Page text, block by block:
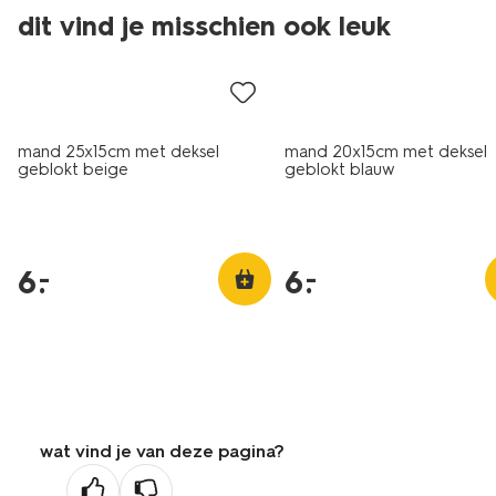
dit vind je misschien ook leuk
laag geprijsd
mand 25x15cm met deksel
geblokt beige
6.
–
laag geprijsd
mand 20x15cm met deksel
geblokt blauw
6.
–
wat vind je van deze pagina?